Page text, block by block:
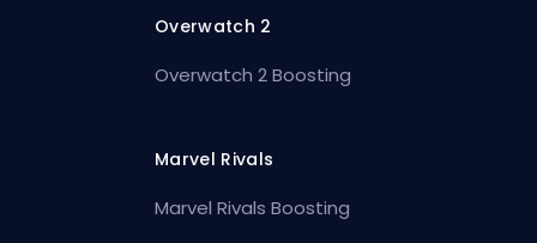
Overwatch 2
Overwatch 2 Boosting
Marvel Rivals
Marvel Rivals Boosting